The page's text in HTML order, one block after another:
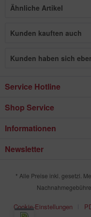
Ähnliche Artikel
Kunden kauften auch
Kunden haben sich
Service Hotline
Shop Service
Informationen
Newsletter
* Alle Preise inkl. gesetzl.
Cookie-Einstellungen